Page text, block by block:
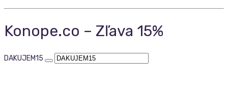
Konope.co – Zľava 15%
DAKUJEM15